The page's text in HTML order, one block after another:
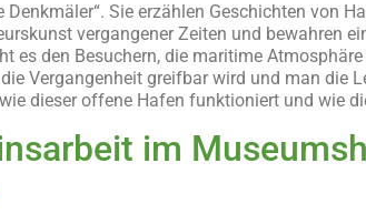
Sie erzählen Geschichten von
vergangener Zeiten und bewahren
es den Besuchern, die maritime
Vergangenheit greifbar wird und man
dieser offene Hafen funktioniert und wie
im